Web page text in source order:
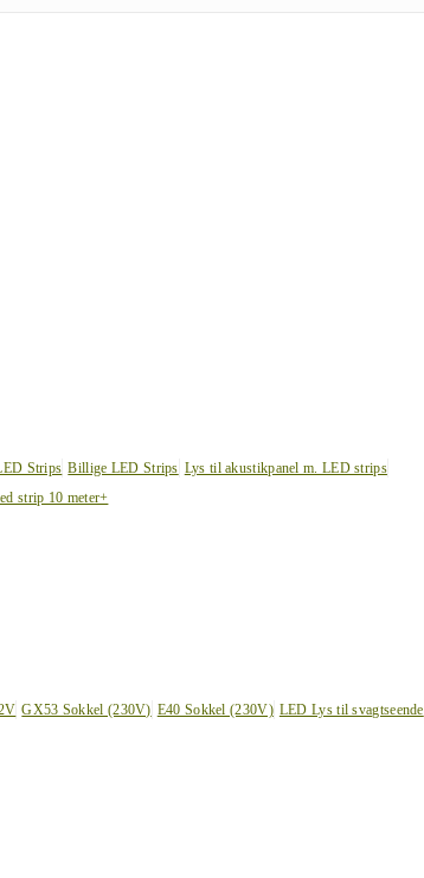
Strips Billige LED Strips Lys til akustikpanel m. LED strips
strip 10 meter+
GX53 Sokkel (230V) E40 Sokkel (230V) LED Lys til svagtseende